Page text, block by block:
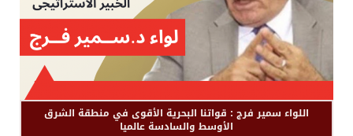
اللواء سمير فرج : قواتنا البحرية الأقوى في منطقة الشرق
الأوسط والسادسة عالميا